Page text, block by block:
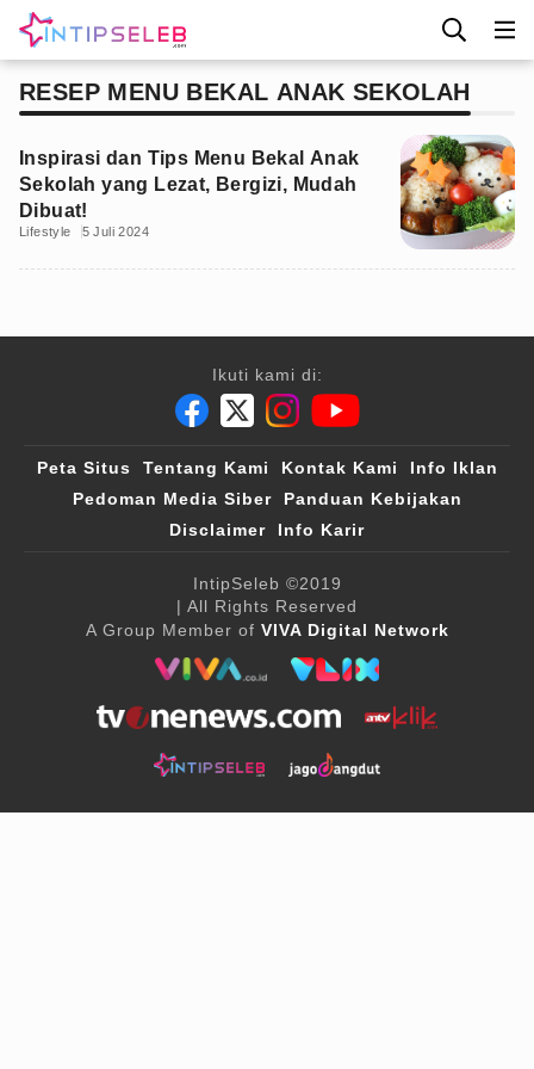
RESEP MENU BEKAL ANAK SEKOLAH
Inspirasi dan Tips Menu Bekal Anak
Sekolah yang Lezat, Bergizi, Mudah
Dibuat!
Lifestyle 5 Juli 2024
Ikuti kami di:
Peta Situs Tentang Kami Kontak Kami
Info Iklan
Pedoman Media Siber
Panduan Kebijakan
Disclaimer
Info Karir
IntipSeleb ©2019
| All Rights Reserved
A Group Member of VIVA Digital Network